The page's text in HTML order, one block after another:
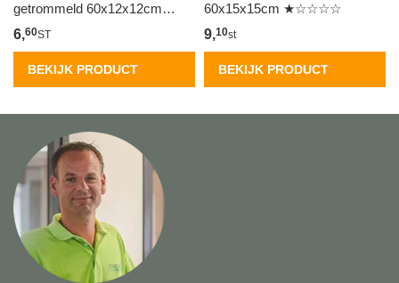
getrommeld 60x12x12cm
★☆☆☆☆
6,60ST
BEKIJK PRODUCT
60x15x15cm ★☆☆☆☆
9,10st
BEKIJK PRODUCT